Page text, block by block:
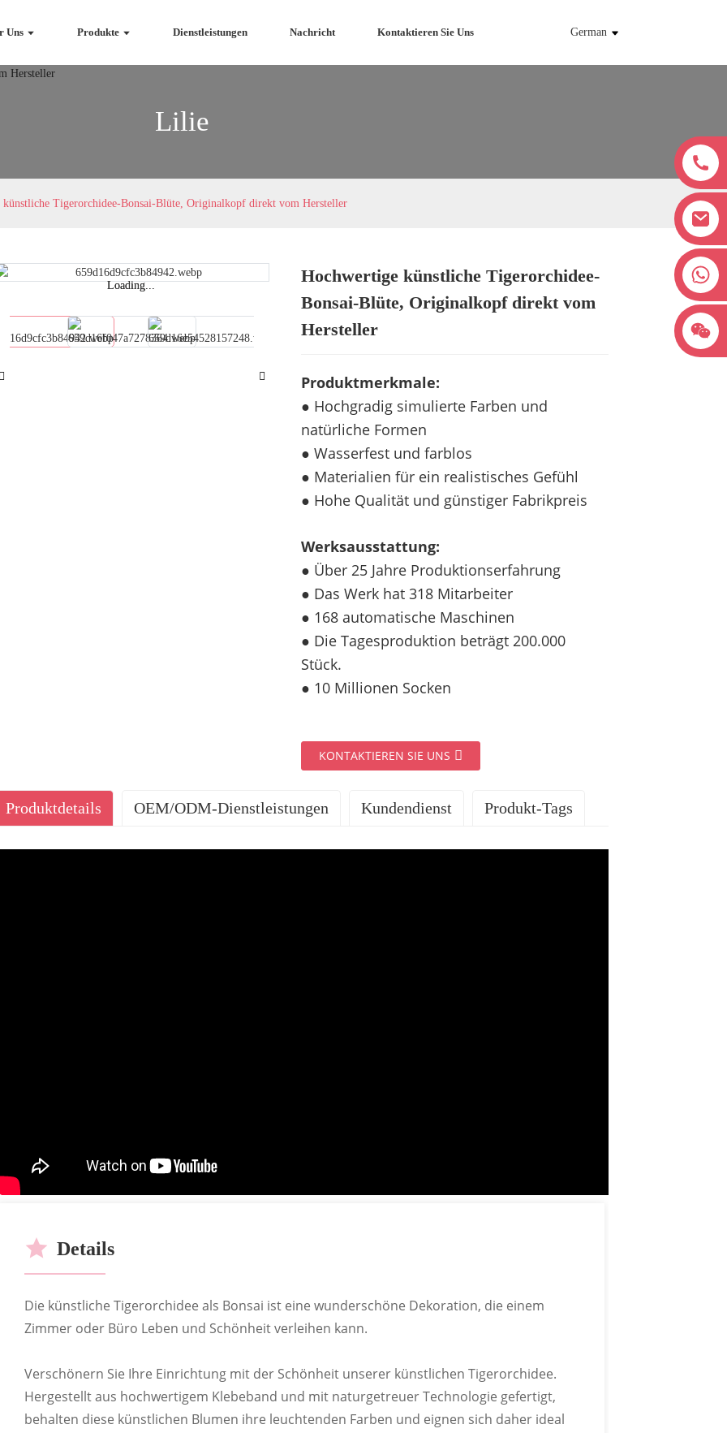
Uns Produkte Dienstleistungen Nachricht Kontaktieren Sie Uns German
+8618038381627
Lilie
künstliche Tigerorchidee-Bonsai-Blüte, Originalkopf direkt vom Hersteller
Loading...
Loading... Loading...
Loading... Loading...
Loading...
Hochwertige künstliche Tigerorchidee-
Bonsai-Blüte, Originalkopf direkt vom
Hersteller
Produktmerkmale:
● Hochgradig simulierte Farben und
natürliche Formen
● Wasserfest und farblos
● Materialien für ein realistisches Gefühl
● Hohe Qualität und günstiger Fabrikpreis
Werksausstattung:
● Über 25 Jahre Produktionserfahrung
● Das Werk hat 318 Mitarbeiter
● 168 automatische Maschinen
● Die Tagesproduktion beträgt 200.000
Stück.
● 10 Millionen Socken
KONTAKTIEREN SIE UNS
Produktdetails OEM/ODM-Dienstleistungen Kundendienst Produkt-Tags
Details
Die künstliche Tigerorchidee als Bonsai ist eine wunderschöne Dekoration, die einem
Zimmer oder Büro Leben und Schönheit verleihen kann.
Verschönern Sie Ihre Einrichtung mit der Schönheit unserer künstlichen Tigerorchidee.
Hergestellt aus hochwertigem Klebeband und mit naturgetreuer Technologie gefertigt,
behalten diese künstlichen Blumen ihre leuchtenden Farben und eignen sich daher ideal
ODM
OEM